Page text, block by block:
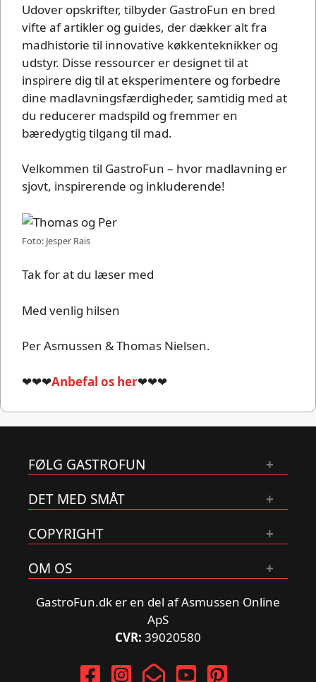
Udover opskrifter, tilbyder GastroFun en bred
vifte af artikler og guides, der dækker alt fra
madhistorie til innovative køkkenteknikker og
udstyr. Disse ressourcer er designet til at
inspirere dig til at eksperimentere og forbedre
dine madlavningsfærdigheder, samtidig med at
du reducerer madspild og fremmer en
bæredygtig tilgang til mad.
Velkommen til GastroFun – hvor madlavning er
sjovt, inspirerende og inkluderende!
Foto: Jesper Rais
Tak for at du læser med
Med venlig hilsen
Per Asmussen & Thomas Nielsen.
❤❤❤Anbefal os her❤❤❤
FØLG GASTROFUN
DET MED SMÅT
COPYRIGHT
OM OS
GastroFun.dk er en del af Asmussen Online
ApS
CVR: 39020580